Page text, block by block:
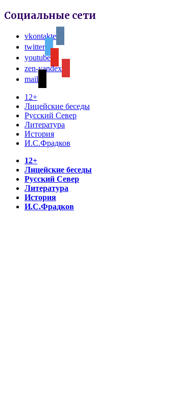
Социальные сети
vkontakte
twitter
youtube
zen-yandex
mail
12+
Лицейские беседы
Русский Север
Литература
История
И.С.Фрадков
12+
Лицейские беседы
Русский Север
Литература
История
И.С.Фрадков